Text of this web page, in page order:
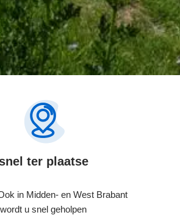
snel ter plaatse
in Midden- en West Brabant
wordt u snel geholpen